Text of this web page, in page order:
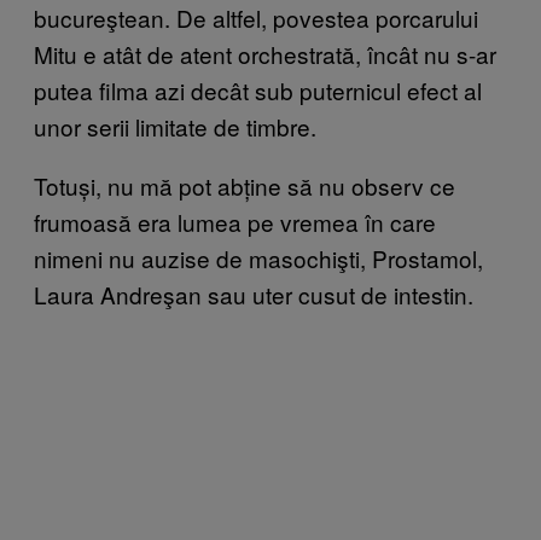
bucureştean. De altfel, povestea porcarului
Mitu e atât de atent orchestrată, încât nu s-ar
putea filma azi decât sub puternicul efect al
unor serii limitate de timbre.
Totuși, nu mă pot abține să nu observ ce
frumoasă era lumea pe vremea în care
nimeni nu auzise de masochişti, Prostamol,
Laura Andreşan sau uter cusut de intestin.